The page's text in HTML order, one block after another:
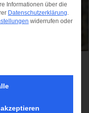
Informationen über die
Datenschutzerklärung.
widerrufen oder
die eine Einwilligung